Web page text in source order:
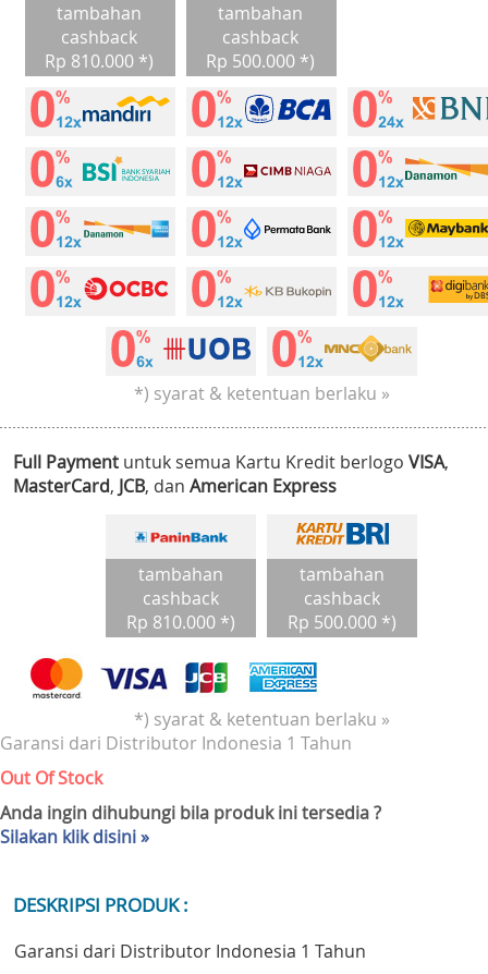
tambahan
cashback
Rp 810.000 *)
tambahan
cashback
Rp 500.000 *)
*) syarat & ketentuan berlaku »
Full Payment untuk semua Kartu Kredit berlogo VISA,
MasterCard, JCB, dan American Express
tambahan
cashback
Rp 810.000 *)
tambahan
cashback
Rp 500.000 *)
*) syarat & ketentuan berlaku »
Garansi dari Distributor Indonesia 1 Tahun
Out Of Stock
Anda ingin dihubungi bila produk ini tersedia ?
Silakan klik disini »
DESKRIPSI PRODUK :
Garansi dari Distributor Indonesia 1 Tahun